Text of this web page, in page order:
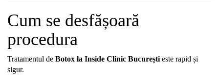
Cum se desfășoară
procedura
Tratamentul de Botox la Inside Clinic București este rapid și
sigur.